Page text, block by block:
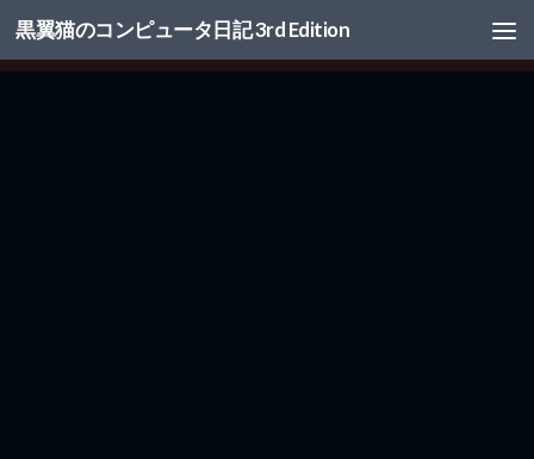
コンテンツへスキップ
黒翼猫のコンピュータ日記 3rd Edition